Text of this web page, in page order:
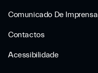
Comunicado De Imprensa
Contactos
Acessibilidade